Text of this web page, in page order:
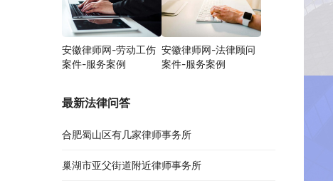
安徽律师网-劳动工伤
案件-服务案例
安徽律师网-法律顾问
案件-服务案例
最新法律问答
合肥蜀山区有几家律师事务所
巢湖市亚父街道附近律师事务所